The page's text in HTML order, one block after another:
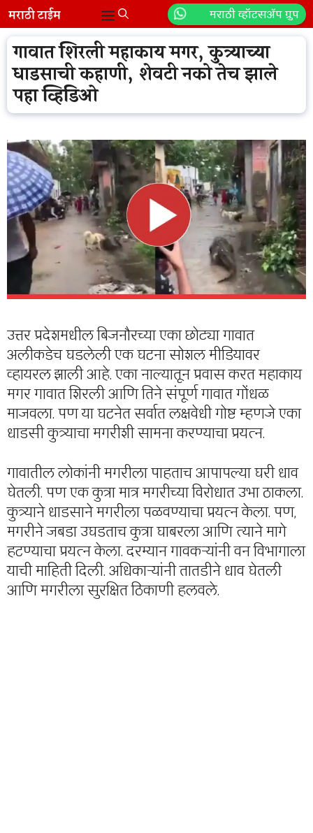
Skip
to
content
मराठी व्हॉटसॲप ग्रुप
Menu
गावात शिरली महाकाय मगर, कुत्र्याच्या
धाडसाची कहाणी, शेवटी नको तेच झाले
पहा व्हिडिओ
उत्तर प्रदेशमधील बिजनौरच्या एका छोट्या गावात
अलीकडेच घडलेली एक घटना सोशल मीडियावर
व्हायरल झाली आहे. एका नाल्यातून प्रवास करत महाकाय
मगर गावात शिरली आणि तिने संपूर्ण गावात गोंधळ
माजवला. पण या घटनेत सर्वात लक्षवेधी गोष्ट म्हणजे एका
धाडसी कुत्र्याचा मगरीशी सामना करण्याचा प्रयत्न.
गावातील लोकांनी मगरीला पाहताच आपापल्या घरी धाव
घेतली. पण एक कुत्रा मात्र मगरीच्या विरोधात उभा ठाकला.
कुत्र्याने धाडसाने मगरीला पळवण्याचा प्रयत्न केला. पण,
मगरीने जबडा उघडताच कुत्रा घाबरला आणि त्याने मागे
हटण्याचा प्रयत्न केला. दरम्यान गावकऱ्यांनी वन विभागाला
याची माहिती दिली. अधिकाऱ्यांनी तातडीने धाव घेतली
आणि मगरीला सुरक्षित ठिकाणी हलवले.